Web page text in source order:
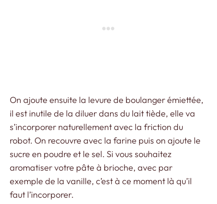
On ajoute ensuite la levure de boulanger émiettée,
il est inutile de la diluer dans du lait tiède, elle va
s’incorporer naturellement avec la friction du
robot. On recouvre avec la farine puis on ajoute le
sucre en poudre et le sel. Si vous souhaitez
aromatiser votre pâte à brioche, avec par
exemple de la vanille, c’est à ce moment là qu’il
faut l’incorporer.